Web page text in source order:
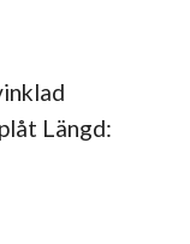
Längd: